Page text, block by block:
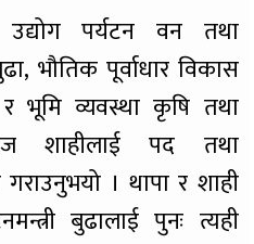
पर्यटन वन तथा
भौतिक पूर्वाधार विकास
र भूमि व्यवस्था कृषि तथा
शाहीलाई पद तथा
। थापा र शाही
बुढालाई पुनः त्यही